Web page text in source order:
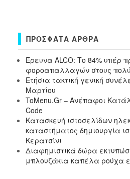
ΠΡΌΣΦΑΤΑ ΆΡΘΡΑ
Έρευνα ALCO: Το 84% υπέρ
φοροαπαλλαγών στους
Ετήσια τακτική γενική
Μαρτίου
ToMenu.Gr – Ανέπαφοι
Code
Κατασκευή ιστοσελίδων
καταστήματος δημιουργία
Κερατσίνι
Διαφημιστικά δώρα
μπλουζάκια καπέλα ρούχα